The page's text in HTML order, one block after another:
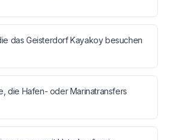
das Geisterdorf Kayakoy besuchen
die Hafen- oder Marinatransfers